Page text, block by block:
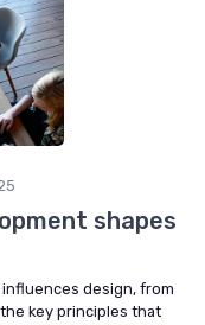
shapes
design, from
key principles that